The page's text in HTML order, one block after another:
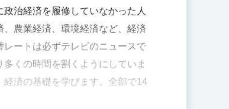
治経済を履修していなかった人
農業経済、環境経済など、経済
ートは必ずテレビのニュースで
くの時間を割くようにしていま
済の基礎を学びます。全部で14